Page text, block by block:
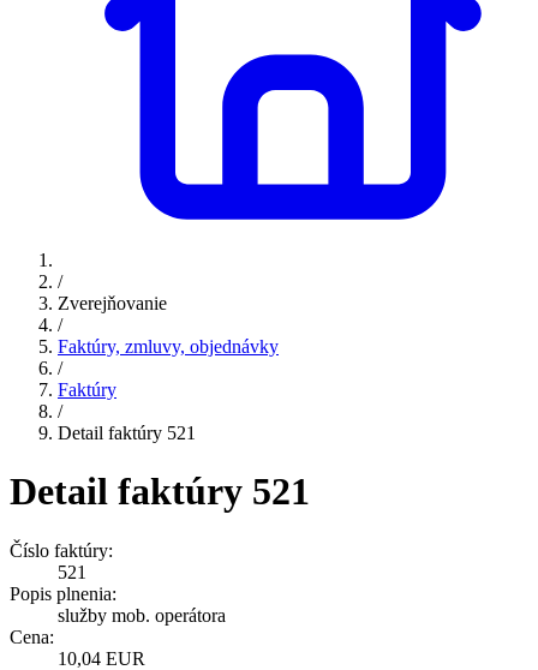
/
Zverejňovanie
/
Faktúry, zmluvy, objednávky
/
Faktúry
/
Detail faktúry 521
Detail faktúry 521
Číslo faktúry:
521
Popis plnenia:
služby mob. operátora
Cena:
10,04 EUR